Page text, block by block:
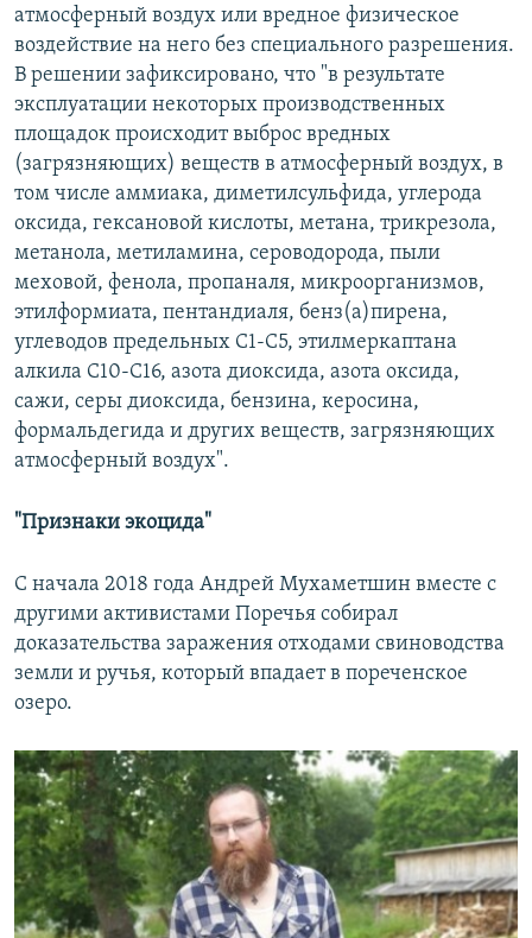
атмосферный воздух или вредное физическое
воздействие на него без специального разрешения.
В решении зафиксировано, что "в результате
эксплуатации некоторых производственных
площадок происходит выброс вредных
(загрязняющих) веществ в атмосферный воздух, в
том числе аммиака, диметилсульфида, углерода
оксида, гексановой кислоты, метана, трикрезола,
метанола, метиламина, сероводорода, пыли
меховой, фенола, пропаналя, микроорганизмов,
этилформиата, пентандиаля, бенз(а)пирена,
углеводов предельных С1-С5, этилмеркаптана
алкила С10-С16, азота диоксида, азота оксида,
сажи, серы диоксида, бензина, керосина,
формальдегида и других веществ, загрязняющих
атмосферный воздух".
"Признаки экоцида"
С начала 2018 года Андрей Мухаметшин вместе с
другими активистами Поречья собирал
доказательства заражения отходами свиноводства
земли и ручья, который впадает в пореченское
озеро.